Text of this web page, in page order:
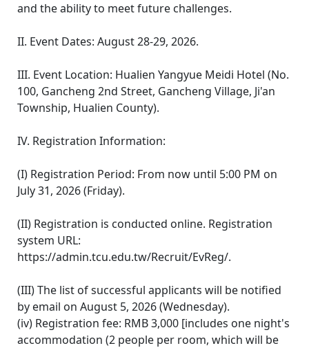
and the ability to meet future challenges.
II. Event Dates: August 28-29, 2026.
III. Event Location: Hualien Yangyue Meidi Hotel (No.
100, Gancheng 2nd Street, Gancheng Village, Ji'an
Township, Hualien County).
IV. Registration Information:
(I) Registration Period: From now until 5:00 PM on
July 31, 2026 (Friday).
(II) Registration is conducted online. Registration
system URL:
https://admin.tcu.edu.tw/Recruit/EvReg/.
(III) The list of successful applicants will be notified
by email on August 5, 2026 (Wednesday).
(iv) Registration fee: RMB 3,000 [includes one night's
accommodation (2 people per room, which will be